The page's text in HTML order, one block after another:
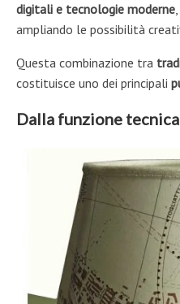
digitali e tecnologie moderne
ampliando le possibilità
Questa combinazione tra
costituisce uno dei principali
Dalla funzione